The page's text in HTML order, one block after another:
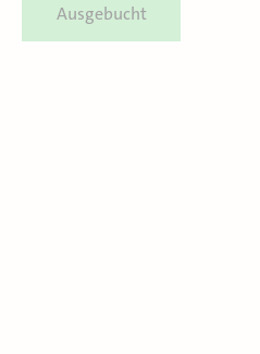
Ausgebucht